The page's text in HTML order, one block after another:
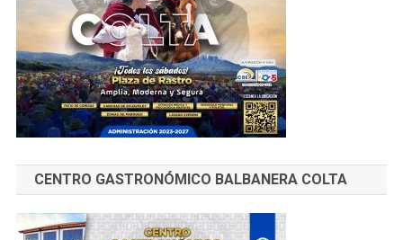
CENTRO GASTRONÓMICO BALBANERA COLTA